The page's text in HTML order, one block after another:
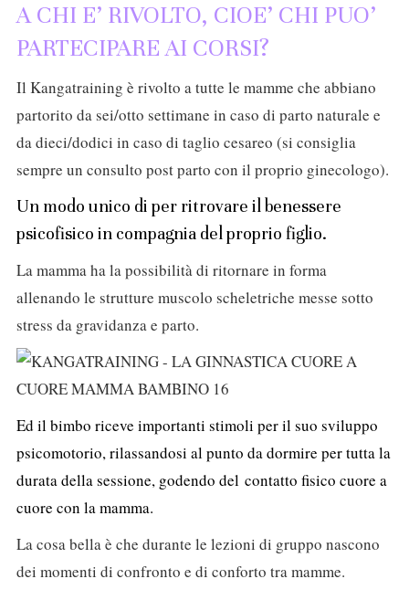
A CHI E’ RIVOLTO, CIOE’ CHI PUO’
PARTECIPARE AI CORSI?
Il Kangatraining è rivolto a tutte le mamme che abbiano
partorito da sei/otto settimane in caso di parto naturale e
da dieci/dodici in caso di taglio cesareo (si consiglia
sempre un consulto post parto con il proprio ginecologo).
Un modo unico di per ritrovare il benessere
psicofisico in compagnia del proprio figlio.
La mamma ha la possibilità di ritornare in forma
allenando le strutture muscolo scheletriche messe sotto
stress da gravidanza e parto.
Ed il bimbo riceve importanti stimoli per il suo sviluppo
psicomotorio, rilassandosi al punto da dormire per tutta la
durata della sessione, godendo del contatto fisico cuore a
cuore con la mamma.
La cosa bella è che durante le lezioni di gruppo nascono
dei momenti di confronto e di conforto tra mamme.